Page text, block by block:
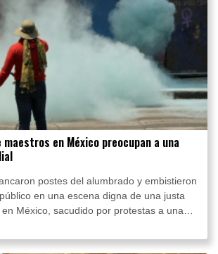
en México preocupan a una
postes del alumbrado y embistieron
en una escena digna de una justa
México, sacudido por protestas a una